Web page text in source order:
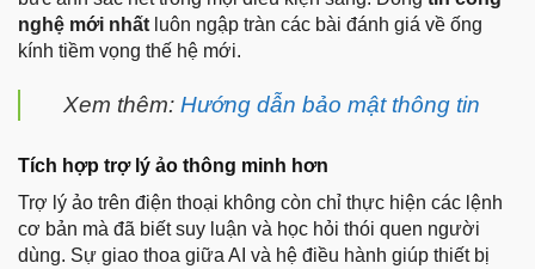
nghệ mới nhất luôn ngập tràn các bài đánh giá về ống
kính tiềm vọng thế hệ mới.
Xem thêm: Hướng dẫn bảo mật thông tin
Tích hợp trợ lý ảo thông minh hơn
Trợ lý ảo trên điện thoại không còn chỉ thực hiện các lệnh
cơ bản mà đã biết suy luận và học hỏi thói quen người
dùng. Sự giao thoa giữa AI và hệ điều hành giúp thiết bị